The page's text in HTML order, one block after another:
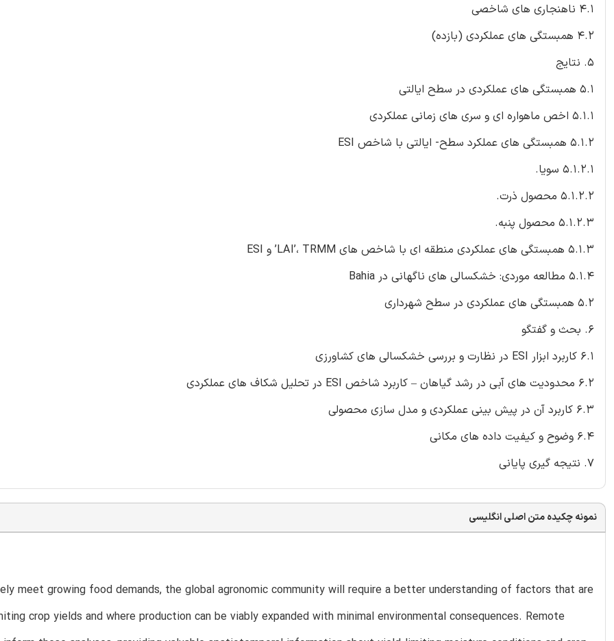
4.1 ناهنجاری های شاخصی
4.2 همبستگی های عملکردی (بازده)
5. نتایج
5.1 همبستگی های عملکردی در سطح ایالتی
5.1.1 اخص ماهواره ای و سری های زمانی عملکردی
5.1.2 همبستگی های عملکرد سطح- ایالتی با شاخص ESI
5.1.2.1 سویا.
5.1.2.2 محصول ذرت.
5.1.2.3 محصول پنبه.
5.1.3 همبستگی های عملکردی منطقه ای با شاخص های LAI’، TRMM’ و ESI
5.1.4 مطالعه موردی: خشکسالی های ناگهانی در Bahia
5.2 همبستگی های عملکردی در سطح شهرداری
6. بحث و گفتگو
6.1 کاربرد ابزار ESI در نظارت و بررسی خشکسالی های کشاورزی
6.2 محدودیت های آبی در رشد گیاهان – کاربرد شاخص ESI در تحلیل شکاف های عملکردی
6.3 کاربرد آن در پیش بینی عملکردی و مدل سازی محصولی
6.4 وضوح و کیفیت داده های مکانی
7. نتیجه گیری پایانی
نمونه چکیده متن اصلی انگلیسی
meet growing food demands, the global agronomic community will require a better understanding of factors that are
crop yields and where production can be viably expanded with minimal environmental consequences. Remote